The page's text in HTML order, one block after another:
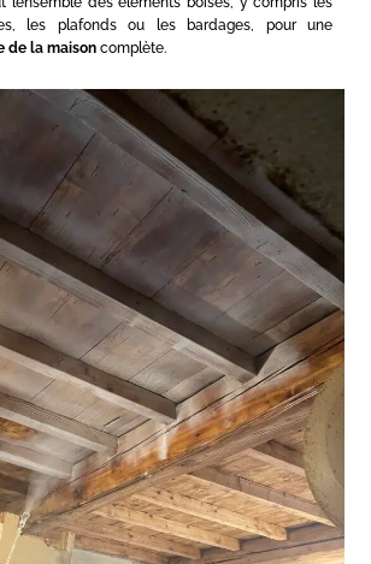
les plafonds ou les bardages, pour une
de la maison complète.